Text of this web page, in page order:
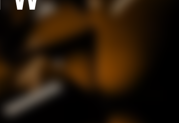
dla szpitali i placówek badawczych
dla firm ubezpieczeniowych
dla uczelni wyższych i placówek